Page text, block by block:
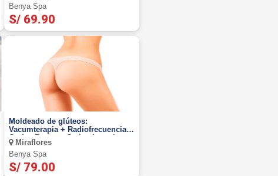
Benya Spa
S/ 69.90
Moldeado de glúteos:
Vacumterapia + Radiofrecuencia +
Ondas Rusas + Carboxiterapia y
más.
Miraflores
Benya Spa
S/ 79.00